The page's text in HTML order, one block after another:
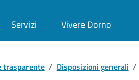
Servizi Vivere Dorno
trasparente / Disposizioni generali /